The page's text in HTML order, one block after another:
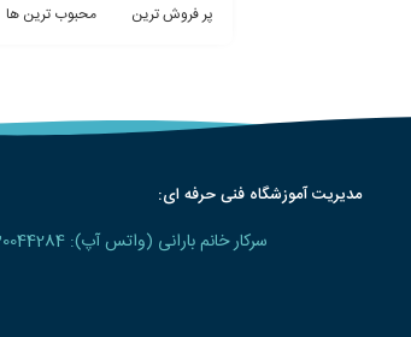
پر فروش ترین محبوب ترین ها
مدیریت آموزشگاه فنی حرفه ای:
سرکار خانم بارانی (واتس آپ): 09330044284